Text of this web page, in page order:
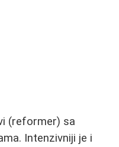
(reformer) sa
Intenzivniji je i